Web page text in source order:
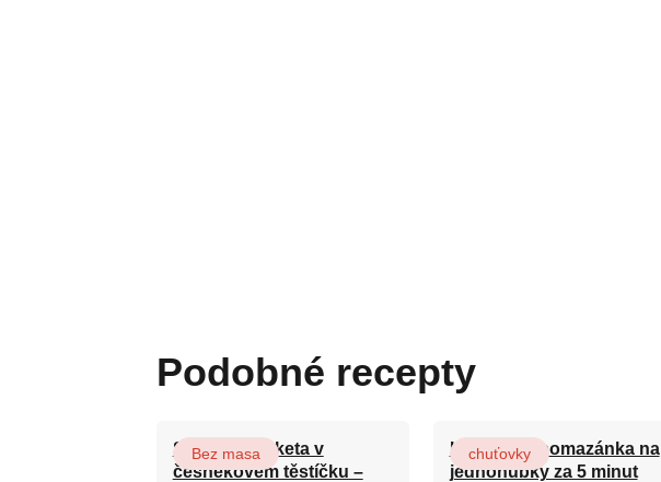
Podobné recepty
Smažená cuketa v
česnekovém těstíčku –
Bez masa
Královská pomazánka na
jednohubky za 5 minut
chuťovky